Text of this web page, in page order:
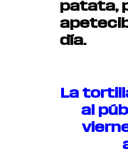
patata,
día.
La
al